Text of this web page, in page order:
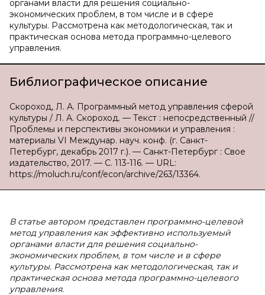
органами власти для решения социально-
экономических проблем, в том числе и в сфере
культуры. Рассмотрена как методологическая, так и
практическая основа метода программно-целевого
управления.
Библиографическое описание
Скороход, Л. А. Программный метод управления сферой
культуры / Л. А. Скороход. — Текст : непосредственный //
Проблемы и перспективы экономики и управления :
материалы VI Междунар. науч. конф. (г. Санкт-
Петербург, декабрь 2017 г.). — Санкт-Петербург : Свое
издательство, 2017. — С. 113-116. — URL:
https://moluch.ru/conf/econ/archive/263/13364.
В статье автором представлен программно-целевой
метод управления как эффективно используемый
органами власти для решения социально-
экономических проблем, в том числе и в сфере
культуры. Рассмотрена как методологическая, так и
практическая основа метода программно-целевого
управления.